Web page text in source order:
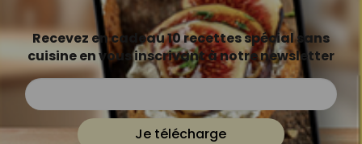
Recevez en cadeau 10 recettes spécial sans
cuisine en vous inscrivant à notre newsletter
Je télécharge